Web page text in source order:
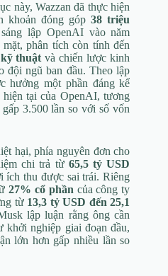
này, Wazzan đã thực hiện
khoản đóng góp38 triệu
lập OpenAI vào năm
phân tích còn tính đến
thuật và chiến lược kinh
đội ngũ ban đầu. Theo lập
hưởng một phần đáng kể
hiện tại của OpenAI, tương
3.500 lần so với số vốn
hại, phía nguyên đơn cho
chi trả từ 65,5 tỷ USD
ích thu được sai trái. Riêng
27% cổ phần của công ty
từ 13,3 tỷ USD đến 25,1
lập luận rằng ông cần
khởi nghiệp giai đoạn đầu,
lớn hơn gấp nhiều lần so